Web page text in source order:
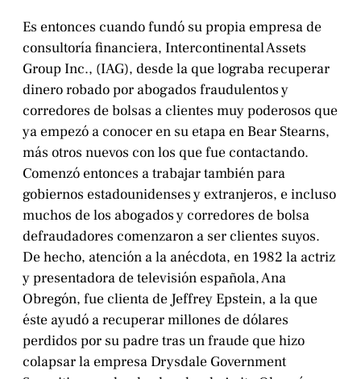
Es entonces cuando fundó su propia empresa de
consultoría financiera, Intercontinental Assets
Group Inc., (IAG), desde la que lograba recuperar
dinero robado por abogados fraudulentos y
corredores de bolsas a clientes muy poderosos que
ya empezó a conocer en su etapa en Bear Stearns,
más otros nuevos con los que fue contactando.
Comenzó entonces a trabajar también para
gobiernos estadounidenses y extranjeros, e incluso
muchos de los abogados y corredores de bolsa
defraudadores comenzaron a ser clientes suyos.
De hecho, atención a la anécdota, en 1982 la actriz
y presentadora de televisión española, Ana
Obregón, fue clienta de Jeffrey Epstein, a la que
éste ayudó a recuperar millones de dólares
perdidos por su padre tras un fraude que hizo
colapsar la empresa Drysdale Government